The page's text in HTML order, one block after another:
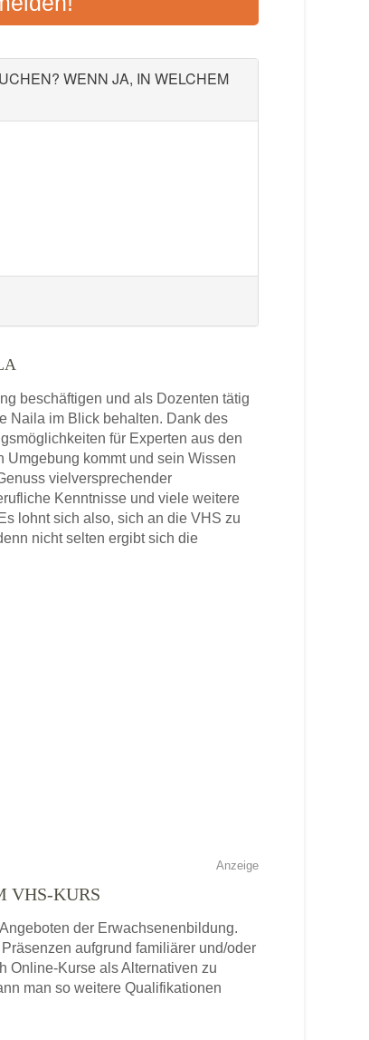
1, 95028 Hof
WENN JA, IN WELCHEM
beschäftigen und als Dozenten tätig
Naila im Blick behalten. Dank des
für Experten aus den
kommt und sein Wissen
vielversprechender
Kenntnisse und viele weitere
lohnt sich also, sich an die VHS zu
nicht selten ergibt sich die
Anzeige
VHS-KURS
der Erwachsenenbildung.
aufgrund familiärer und/oder
Online-Kurse als Alternativen zu
man so weitere Qualifikationen